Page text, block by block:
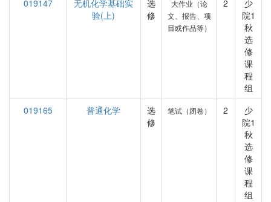
019147
无机化学基础实
验(上)
选
修
大作业（论
文、报告、项
目或作品等）
2
少
院1
秋
选
修
课
程
组
019165
普通化学
选
修
笔试（闭卷） 2
少
院1
秋
选
修
课
程
组